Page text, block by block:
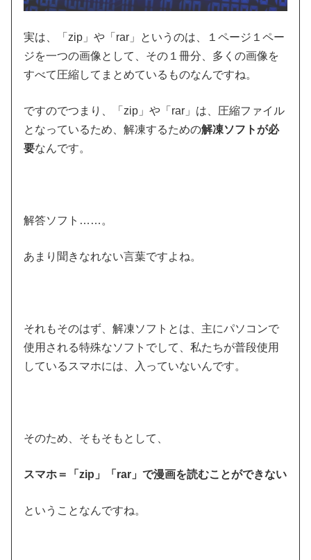
実は、「zip」や「rar」というのは、１ページ１ペー
ジを一つの画像として、その１冊分、多くの画像を
すべて圧縮してまとめているものなんですね。
ですのでつまり、「zip」や「rar」は、圧縮ファイル
となっているため、解凍するための解凍ソフトが必
要なんです。
解答ソフト……。
あまり聞きなれない言葉ですよね。
それもそのはず、解凍ソフトとは、主にパソコンで
使用される特殊なソフトでして、私たちが普段使用
しているスマホには、入っていないんです。
そのため、そもそもとして、
スマホ＝「zip」「rar」で漫画を読むことができない
ということなんですね。